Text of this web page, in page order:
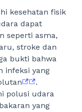
kesehatan fisik
dapat
seperti asma,
stroke dan
bukti bahwa
infeksi yang
.
polusi udara
yang